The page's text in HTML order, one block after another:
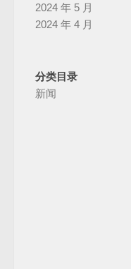
2024 年 5 月
2024 年 4 月
分类目录
新闻